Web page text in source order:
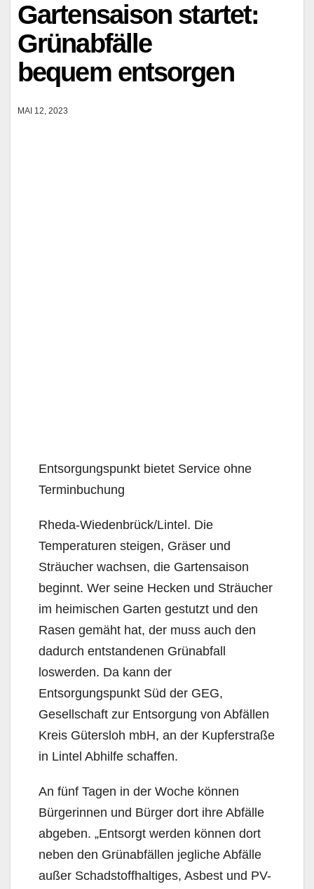
Gartensaison startet:
Grünabfälle
bequem entsorgen
MAI 12, 2023
Entsorgungspunkt bietet Service ohne
Terminbuchung
Rheda-Wiedenbrück/Lintel. Die
Temperaturen steigen, Gräser und
Sträucher wachsen, die Gartensaison
beginnt. Wer seine Hecken und Sträucher
im heimischen Garten gestutzt und den
Rasen gemäht hat, der muss auch den
dadurch entstandenen Grünabfall
loswerden. Da kann der
Entsorgungspunkt Süd der GEG,
Gesellschaft zur Entsorgung von Abfällen
Kreis Gütersloh mbH, an der Kupferstraße
in Lintel Abhilfe schaffen.
An fünf Tagen in der Woche können
Bürgerinnen und Bürger dort ihre Abfälle
abgeben. „Entsorgt werden können dort
neben den Grünabfällen jegliche Abfälle
außer Schadstoffhaltiges, Asbest und PV-